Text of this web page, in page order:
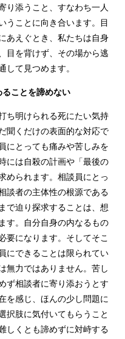
り添うこと、すなわち一人
うことに向き合います。目
あえぐとき、私たちは自身
目を背けず、その場から逃
して見つめます。
ることを諦めない
ち明けられる死にたい気持
聞くだけの表面的な対応で
にとっても痛みや苦しみを
には自殺の計画や「最後の
められます。相談員にとっ
談者の主体性の根源である
で迫り探求することは、想
す。自分自身の内なるもの
要になります。そしてそこ
にできることは限られてい
無⼒ではありません。苦し
ず相談者に寄り添おうとす
を感じ、ほんの少し問題に
択肢に気付いてもらうこと
しくとも諦めずに対峙する